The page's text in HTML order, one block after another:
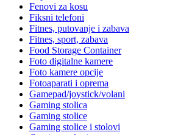
Fenovi za kosu
Fiksni telefoni
Fitnes, putovanje i zabava
Fitnes, sport, zabava
Food Storage Container
Foto digitalne kamere
Foto kamere opcije
Fotoaparati i oprema
Gamepad/joystick/volani
Gaming stolica
Gaming stolice
Gaming stolice i stolovi